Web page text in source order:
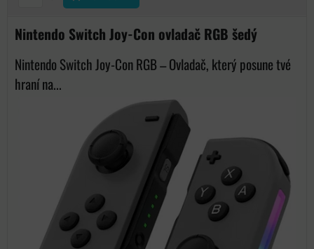
Nintendo Switch Joy-Con ovladač RGB šedý
Nintendo Switch Joy-Con RGB – Ovladač, který posune tvé
hraní na...